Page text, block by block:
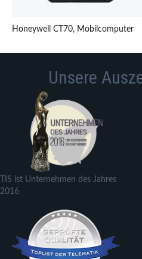
Honeywell CT70, Mobilcomputer
Unsere
TIS ist Unternehmen des Jahres
2016